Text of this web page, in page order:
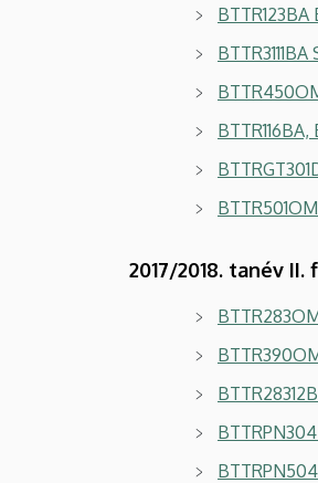
2017/2018. tanév